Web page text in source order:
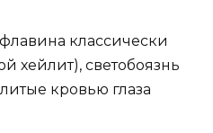
классически
хейлит), светобоязнь
кровью глаза